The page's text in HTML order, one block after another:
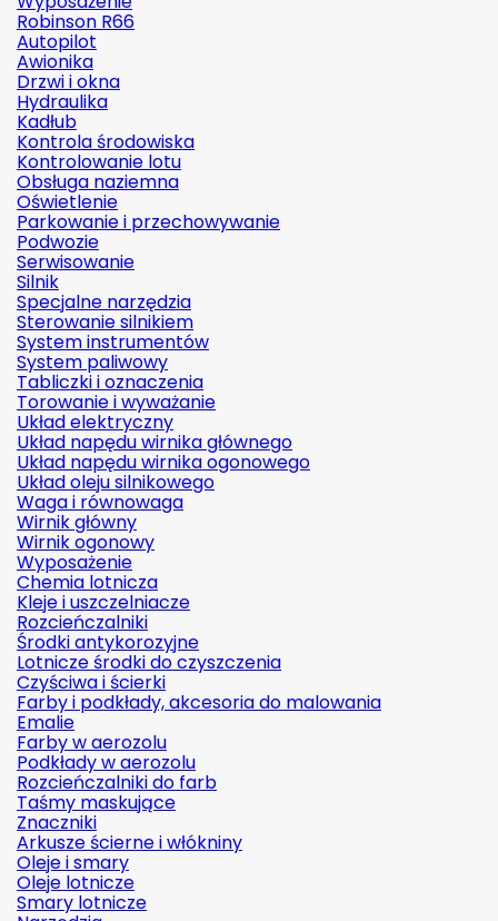
Robinson R66
Autopilot
Awionika
Drzwi i okna
Hydraulika
Kadłub
Kontrola środowiska
Kontrolowanie lotu
Obsługa naziemna
Oświetlenie
Parkowanie i przechowywanie
Podwozie
Serwisowanie
Silnik
Specjalne narzędzia
Sterowanie silnikiem
System instrumentów
System paliwowy
Tabliczki i oznaczenia
Torowanie i wyważanie
Układ elektryczny
Układ napędu wirnika głównego
Układ napędu wirnika ogonowego
Układ oleju silnikowego
Waga i równowaga
Wirnik główny
Wirnik ogonowy
Wyposażenie
Chemia lotnicza
Kleje i uszczelniacze
Rozcieńczalniki
Środki antykorozyjne
Lotnicze środki do czyszczenia
Czyściwa i ścierki
Farby i podkłady, akcesoria do malowania
Emalie
Farby w aerozolu
Podkłady w aerozolu
Rozcieńczalniki do farb
Taśmy maskujące
Znaczniki
Arkusze ścierne i włókniny
Oleje i smary
Oleje lotnicze
Smary lotnicze